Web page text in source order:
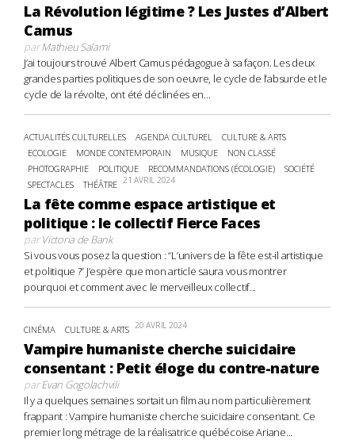
La Révolution légitime ? Les Justes d’Albert
Camus
parMathieu Salami
J’ai toujours trouvé Albert Camus pédagogue à sa façon. Les deux
grandes parties politiques de son oeuvre, le cycle de l’absurde et le
cycle de la révolte, ont été déclinées en...
ACTUALITÉS CULTURELLES AGENDA CULTUREL
CULTURE & ARTS
ECOLOGIE
MONDE CONTEMPORAIN MUSIQUE
NON CLASSÉ
PHOTOGRAPHIE
POLITIQUE RECOMMANDATIONS (ÉCOLOGIE)
SOCIÉTÉ
SPECTACLES
THÉÂTRE 21 AVRIL 2024
La fête comme espace artistique et
politique : le collectif Fierce Faces
parVictoria de Bank
Si vous vous posez la question : “L’univers de la fête est-il artistique
et politique ?” J’espère que mon article saura vous montrer
pourquoi et comment avec le merveilleux collectif...
CINÉMA CULTURE & ARTS 20 AVRIL 2024
Vampire humaniste cherche suicidaire
consentant : Petit éloge du contre-nature
parEvan Gogolachvili
Il y a quelques semaines sortait un film au nom particulièrement
frappant : Vampire humaniste cherche suicidaire consentant. Ce
premier long métrage de la réalisatrice québécoise Ariane...